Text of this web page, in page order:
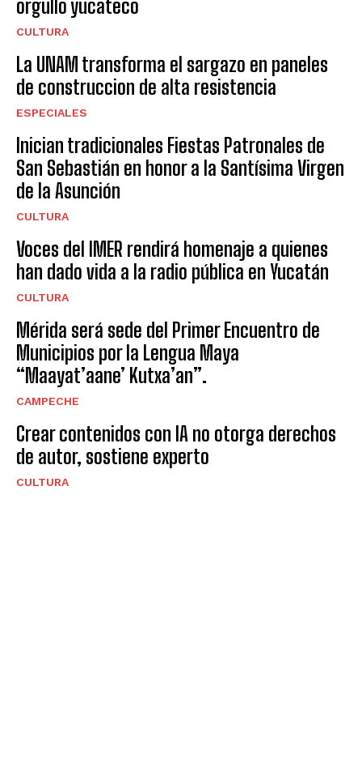
orgullo yucateco
CULTURA
La UNAM transforma el sargazo en paneles
de construccion de alta resistencia
ESPECIALES
Inician tradicionales Fiestas Patronales de
San Sebastián en honor a la Santísima Virgen
de la Asunción
CULTURA
Voces del IMER rendirá homenaje a quienes
han dado vida a la radio pública en Yucatán
CULTURA
Mérida será sede del Primer Encuentro de
Municipios por la Lengua Maya
“Maayat’aane’ Kutxa’an”.
CAMPECHE
Crear contenidos con IA no otorga derechos
de autor, sostiene experto
CULTURA